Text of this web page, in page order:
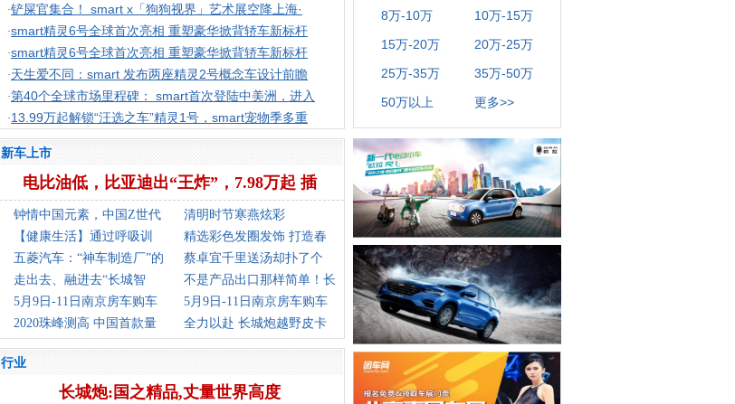
·铲屎官集合！ smart x「狗狗视界」艺术展空降上海·
·smart精灵6号全球首次亮相 重塑豪华掀背轿车新标杆
·smart精灵6号全球首次亮相 重塑豪华掀背轿车新标杆
·天生爱不同：smart 发布两座精灵2号概念车设计前瞻
·第40个全球市场里程碑： smart首次登陆中美洲，进入
·13.99万起解锁“汪选之车”精灵1号，smart宠物季多重
8万-10万
10万-15万
15万-20万
20万-25万
25万-35万
35万-50万
50万以上
更多>>
新车上市
电比油低，比亚迪出“王炸”，7.98万起 插
钟情中国元素，中国Z世代
追捧“
清明时节寒燕炫彩
【健康生活】通过呼吸训
练，改善
精选彩色发圈发饰 打造春
日清爽
五菱汽车：“神车制造厂”的
幸福
蔡卓宜千里送汤却扑了个
空，取消
走出去、融进去“长城智
慧”撬动
不是产品出口那样简单！长
城汽车
5月9日-11日南京房车购车
节齐星
5月9日-11日南京房车购车
节卫航
2020珠峰测高 中国首款量
产越野
全力以赴 长城炮越野皮卡
助力202
行业
长城炮:国之精品,丈量世界高度